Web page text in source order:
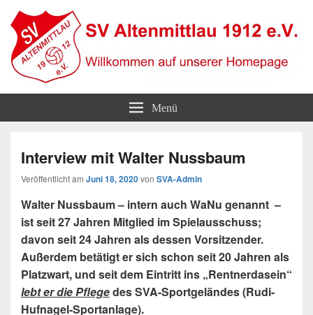
SV Altenmittlau 1912
Menü
Interview mit Walter Nussbaum
Veröffentlicht am Juni 18, 2020von SVA-Admin
Walter Nussbaum – intern auch WaNu genannt –
ist seit 27 Jahren Mitglied im Spielausschuss;
davon seit 24 Jahren als dessen Vorsitzender.
Außerdem betätigt er sich schon seit 20 Jahren als
Platzwart, und seit dem Eintritt ins „Rentnerdasein“
lebt er die Pflegedes SVA-Sportgeländes (Rudi-
Hufnagel-Sportanlage).